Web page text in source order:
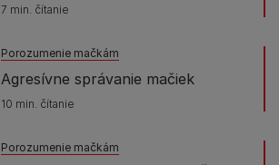
7 min. čítanie
Porozumenie mačkám
Agresívne správanie mačiek
10 min. čítanie
Porozumenie mačkám